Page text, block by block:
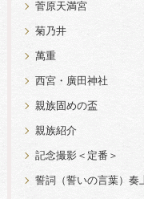
菅原天満宮
菊乃井
萬重
西宮・廣田神社
親族固めの盃
親族紹介
記念撮影＜定番＞
誓詞（誓いの言葉）奏